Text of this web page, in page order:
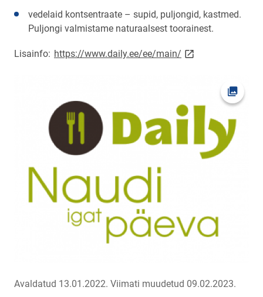
vedelaid kontsentraate – supid, puljongid, kastmed.
Puljongi valmistame naturaalsest toorainest.
Lisainfo: https://www.daily.ee/ee/main/ link opens on new
Ava
Avaldatud 13.01.2022. Viimati muudetud 09.02.2023.